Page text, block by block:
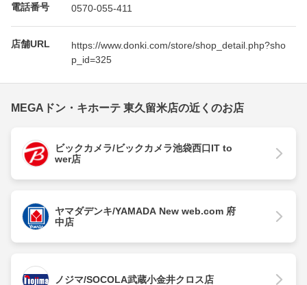
電話番号 0570-055-411
店舗URL
https://www.donki.com/store/shop_detail.php?sho
p_id=325
MEGAドン・キホーテ 東久留米店の近くのお店
ビックカメラ/ビックカメラ池袋西口IT to
wer店
ヤマダデンキ/YAMADA New web.com 府
中店
ノジマ/SOCOLA武蔵小金井クロス店